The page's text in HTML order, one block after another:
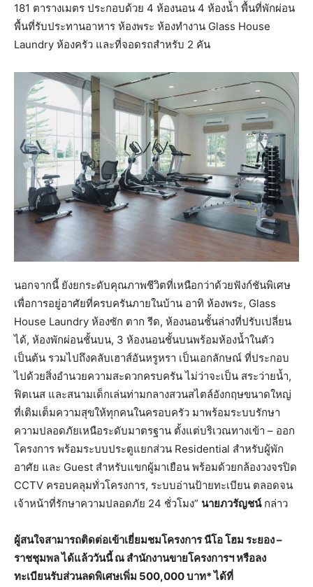
181 ตารางเมตร ประกอบด้วย 4 ห้องนอน 4 ห้องน้ำ พื้นที่พักผ่อน
พื้นที่รับประทานอาหาร ห้องพระ ห้องทำงาน Glass House
Laundry ห้องครัว และที่จอดรถสำหรับ 2 คัน
นอกจากนี้ ยังยกระดับคุณภาพชีวิตที่เหนือกว่าด้วยฟังก์ชันพิเศษ
เพื่อการอยู่อาศัยที่ครบครันภายในบ้าน อาทิ ห้องพระ, Glass
House Laundry ห้องซัก ตาก รีด, ห้องนอนชั้นล่างที่ปรับเปลี่ยน
ได้, ห้องพักผ่อนชั้นบน, 3 ห้องนอนชั้นบนพร้อมห้องน้ำในตัว
เป็นต้น รวมไปถึงคลับเฮาส์อันหรูหรา เป็นเอกลักษณ์ ที่ประกอบ
ไปด้วยสิ่งอำนวยความสะดวกครบครัน ไม่ว่าจะเป็น สระว่ายน้ำ,
ฟิตเนส และสนามเด็กเล่นท่ามกลางสวนสไตล์อังกฤษขนาดใหญ่
ที่เติมเต็มความสุขให้ทุกคนในครอบครัว มาพร้อมระบบรักษา
ความปลอดภัยเหนือระดับมาตรฐาน ตั้งแต่บริเวณทางเข้า – ออก
โครงการ พร้อมระบบประตูแยกส่วน Residential สำหรับผู้พัก
อาศัย และ Guest สำหรับแขกผู้มาเยือน พร้อมด้วยกล้องวงจรปิด
CCTV ครอบคลุมทั่วโครงการ, ระบบอ่านป้ายทะเบียน ตลอดจน
เจ้าหน้าที่รักษาความปลอดภัย 24 ชั่วโมง” นายภวรัญชน์กล่าว
ผู้สนใจสามารถติดต่อเข้าเยี่ยมชมโครงการ นีโอ โฮม ระยอง –
ราชชุมพล ได้แล้ววันนี้ ณ สำนักงานขายโครงการฯ หรือลง
ทะเบียนรับส่วนลดพิเศษเพิ่ม 500,000 บาท* ได้ที่